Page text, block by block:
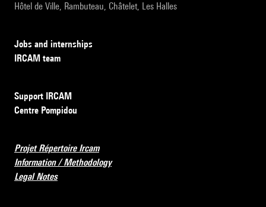
Hôtel de Ville, Rambuteau, Châtelet, Les Halles
Jobs and internships
IRCAM team
Support IRCAM
Centre Pompidou
Projet Répertoire Ircam
Information / Methodology
Legal Notes